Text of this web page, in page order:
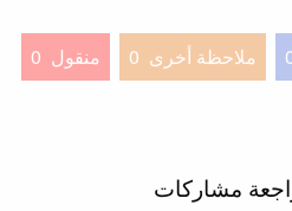
ملاحظة أخرى 0 منقول 0
مشاركات